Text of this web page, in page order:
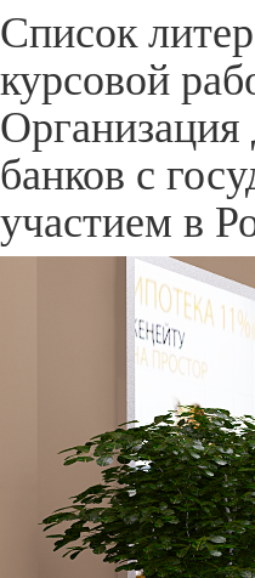
Список
курсовой
Организация
банков с
участием в